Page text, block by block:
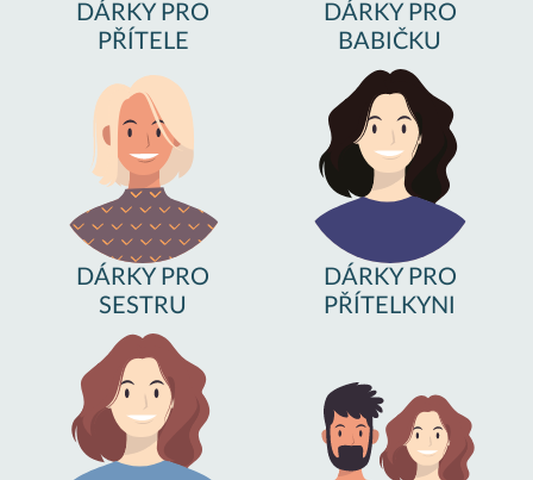
DÁRKY PRO
PŘÍTELE
DÁRKY PRO
BABIČKU
DÁRKY PRO
SESTRU
DÁRKY PRO
PŘÍTELKYNI